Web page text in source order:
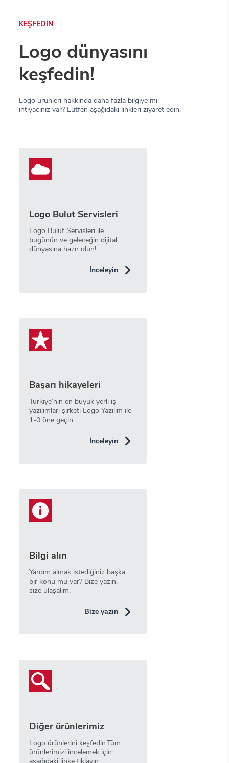
KEŞFEDİN
Logo dünyasını
keşfedin!
Logo ürünleri hakkında daha fazla bilgiye mi
ihtiyacınız var? Lütfen aşağıdaki linkleri ziyaret edin.
Logo Bulut Servisleri
Logo Bulut Servisleri ile
bugünün ve geleceğin dijital
dünyasına hazır olun!
İnceleyin
Başarı hikayeleri
Türkiye’nin en büyük yerli iş
yazılımları şirketi Logo Yazılım ile
1-0 öne geçin.
İnceleyin
Bilgi alın
Yardım almak istediğiniz başka
bir konu mu var? Bize yazın,
size ulaşalım.
Bize yazın
Diğer ürünlerimiz
Logo ürünlerini keşfedin.Tüm
ürünlerimizi incelemek için